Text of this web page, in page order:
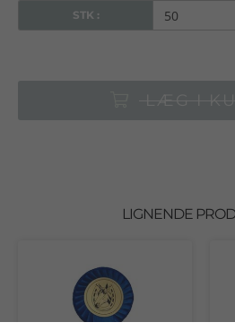
STK :
LIGNENDE